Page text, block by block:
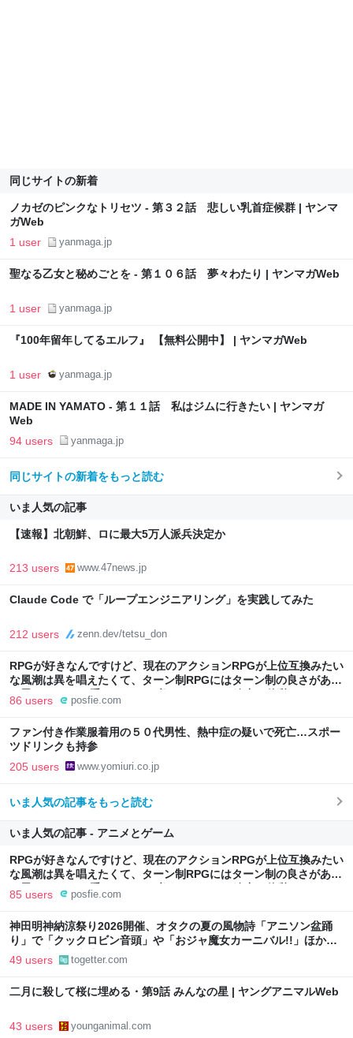
同じサイトの新着
ノカゼのピンクなトリセツ - 第３２話 悲しい乳首症候群 | ヤンマ
ガWeb
1 user yanmaga.jp
聖なる乙女と秘めごとを - 第１０６話 夢々わたり | ヤンマガWeb
1 user yanmaga.jp
『100年留年してるエルフ』 【無料公開中】 | ヤンマガWeb
1 user yanmaga.jp
MADE IN YAMATO - 第１１話 私はジムに行きたい | ヤンマガ
Web
94 users yanmaga.jp
同じサイトの新着をもっと読む
いま人気の記事
【速報】北朝鮮、ロに最大5万人派兵決定か
213 users www.47news.jp
Claude Code で「ループエンジニアリング」を実践してみた
212 users zenn.dev/tetsu_don
RPGが好きなんですけど、現在のアクションRPGが上位互換みたい
な風潮は異を唱えたくて、ターン制RPGにはターン制の良さがある
と思ってます 一手をじっくり考えられたり、途中で休憩したりでき
るのがターン制の良さじゃないですか もっとターン制を煮詰めて欲
しい→「既出だと思うがここはオクトパストラベラーを推したい
(´・ω・｀)」
86 users posfie.com
ファン付き作業服着用の５０代男性、熱中症の疑いで死亡…スポー
ツドリンクも持参
205 users www.yomiuri.co.jp
いま人気の記事をもっと読む
いま人気の記事 - アニメとゲーム
RPGが好きなんですけど、現在のアクションRPGが上位互換みたい
な風潮は異を唱えたくて、ターン制RPGにはターン制の良さがある
と思ってます 一手をじっくり考えられたり、途中で休憩したりでき
るのがターン制の良さじゃないですか もっとターン制を煮詰めて欲
(´・ω・｀)」
85 users posfie.com
神田明神納涼祭り2026開催、オタクの夏の風物詩「アニソン盆踊
り」で「クックロビン音頭」や「おジャ魔女カーニバル!!」ほか
様々な演目で大盛況
49 users togetter.com
二月に殺して桜に埋める・第9話 みんなの星 | ヤングアニマルWeb
43 users younganimal.com